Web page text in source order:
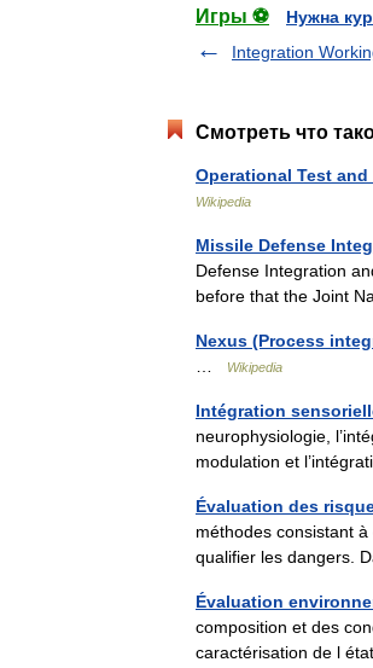
Игры ⚽
Нужна
Integration
Смотреть что
Operational Test
Wikipedia
Missile Defense
Defense Integration
before that the Joint
Nexus (Process
Wikipedia
Intégration
neurophysiologie,
modulation et
Évaluation des
méthodes consistant
qualifier les dangers.
Évaluation
composition et des
caractérisation de l